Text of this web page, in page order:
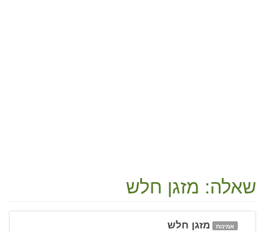
שאלה: מזגן חלש
אמינות מזגן חלש